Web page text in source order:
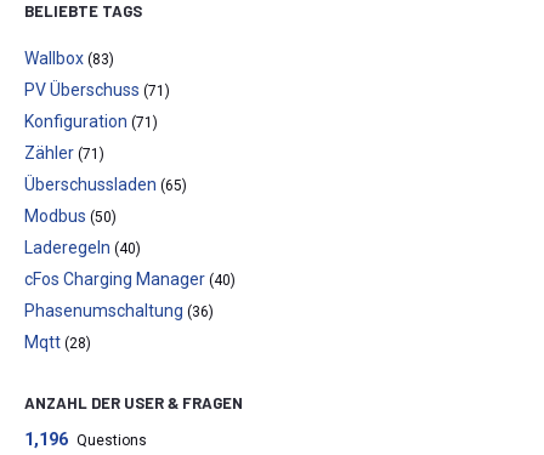
BELIEBTE TAGS
Wallbox (83)
PV Überschuss (71)
Konfiguration (71)
Zähler (71)
Überschussladen (65)
Modbus (50)
Laderegeln (40)
cFos Charging Manager (40)
Phasenumschaltung (36)
Mqtt (28)
ANZAHL DER USER & FRAGEN
1,196 Questions